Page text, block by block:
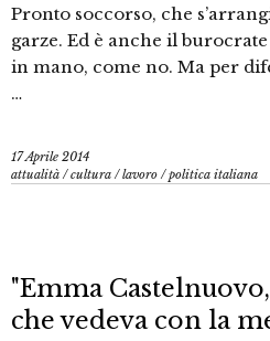
Pronto soccorso, che
garze. Ed è anche il
in mano, come no. Ma per
…
17 Aprile 2014
attualità /cultura /lavoro /politica italiana
"Emma
che vedeva con la